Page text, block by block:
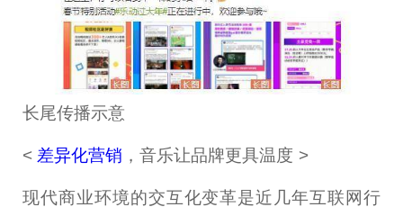
长尾传播示意
< 差异化营销 ，音乐让品牌更具温度 >
现代商业环境的交互化变革是近几年互联网行